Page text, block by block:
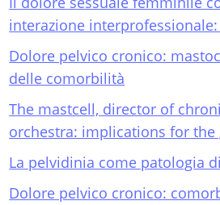
interazione
Dolore pelvico cronico:
delle comorbilità
The mastcell, director of
orchestra: implications for the
La pelvidinia come patologia
Dolore pelvico cronico: